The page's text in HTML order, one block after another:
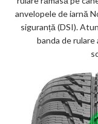
anvelopele de iarnă
siguranță (DSI).
banda de